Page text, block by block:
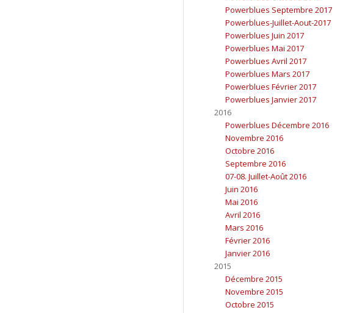
Powerblues Septembre 2017
Powerblues-Juillet-Aout-2017
Powerblues Juin 2017
Powerblues Mai 2017
Powerblues Avril 2017
Powerblues Mars 2017
Powerblues Février 2017
Powerblues Janvier 2017
2016
Powerblues Décembre 2016
Novembre 2016
Octobre 2016
Septembre 2016
07-08. Juillet-Août 2016
Juin 2016
Mai 2016
Avril 2016
Mars 2016
Février 2016
Janvier 2016
2015
Décembre 2015
Novembre 2015
Octobre 2015